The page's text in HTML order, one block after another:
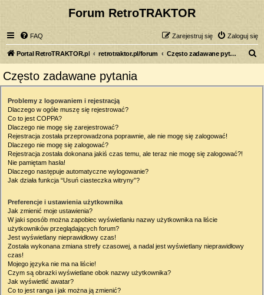
Forum RetroTRAKTOR
FAQ Zaloguj się
Zarejestruj się
Portal RetroTRAKTOR.pl retrotraktor.pl/forum Często zadawane pytania
Często zadawane pytania
Problemy z logowaniem i rejestracją
Dlaczego w ogóle muszę się rejestrować?
Co to jest COPPA?
Dlaczego nie mogę się zarejestrować?
Rejestracja została przeprowadzona poprawnie, ale nie mogę się zalogować!
Dlaczego nie mogę się zalogować?
Rejestracja została dokonana jakiś czas temu, ale teraz nie mogę się zalogować?!
Nie pamiętam hasła!
Dlaczego następuje automatyczne wylogowanie?
Jak działa funkcja “Usuń ciasteczka witryny”?
Preferencje i ustawienia użytkownika
Jak zmienić moje ustawienia?
W jaki sposób można zapobiec wyświetlaniu nazwy użytkownika na liście
użytkowników przeglądających forum?
Jest wyświetlany nieprawidłowy czas!
Została wykonana zmiana strefy czasowej, a nadal jest wyświetlany nieprawidłowy
czas!
Mojego języka nie ma na liście!
Czym są obrazki wyświetlane obok nazwy użytkownika?
Jak wyświetlić awatar?
Co to jest ranga i jak można ją zmienić?